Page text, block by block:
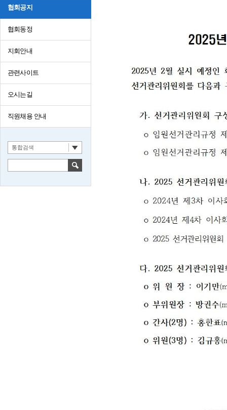
협회공지
협회동정
지회안내
관련사이트
오시는길
직원채용 안내
통합검색